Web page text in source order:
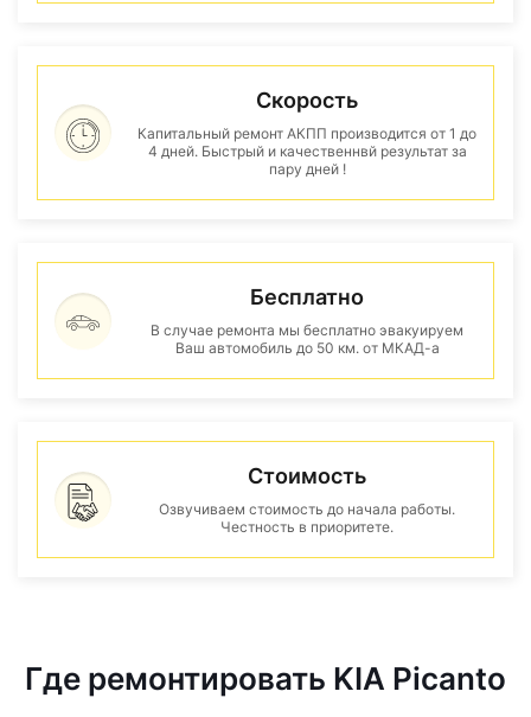
Скорость
Капитальный ремонт АКПП производится от 1 до
4 дней. Быстрый и качественнвй результат за
пару дней !
Бесплатно
В случае ремонта мы бесплатно эвакуируем
Ваш автомобиль до 50 км. от МКАД-а
Стоимость
Озвучиваем стоимость до начала работы.
Честность в приоритете.
Где ремонтировать KIA Picanto